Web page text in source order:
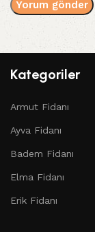
Kategoriler
Armut Fidanı
Ayva Fidanı
Badem Fidanı
Elma Fidanı
Erik Fidanı